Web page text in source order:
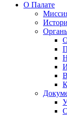
О Палате